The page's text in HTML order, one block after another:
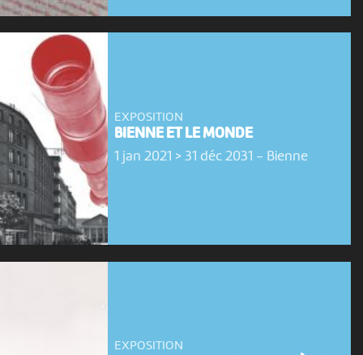
EXPOSITION
BIENNE ET LE MONDE
1 jan 2021 > 31 déc 2031 - Bienne
EXPOSITION